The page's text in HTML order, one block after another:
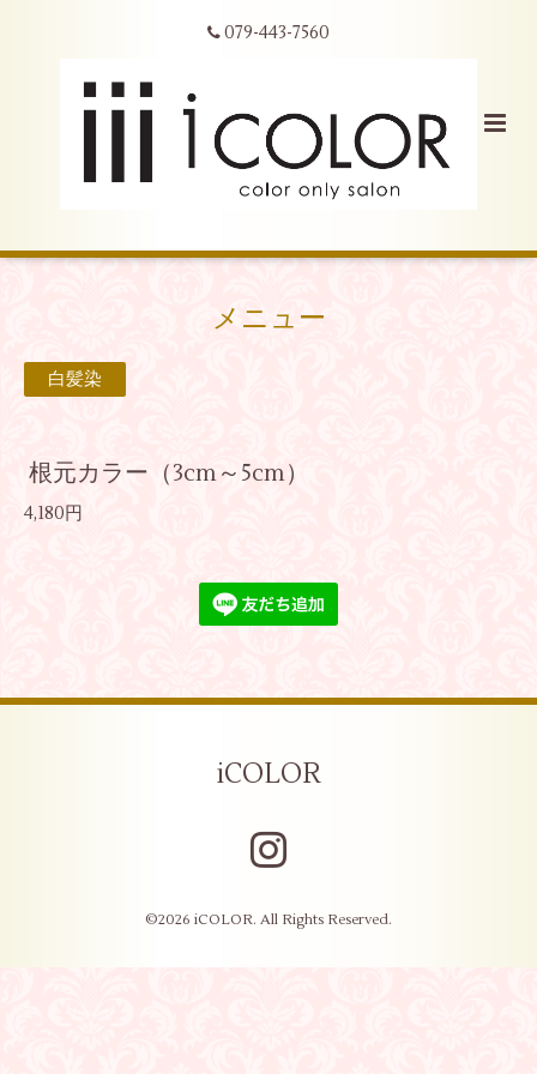
079-443-7560
メニュー
白髪染
根元カラー（3cm～5cm）
4,180円
iCOLOR
©2026 iCOLOR. All Rights Reserved.